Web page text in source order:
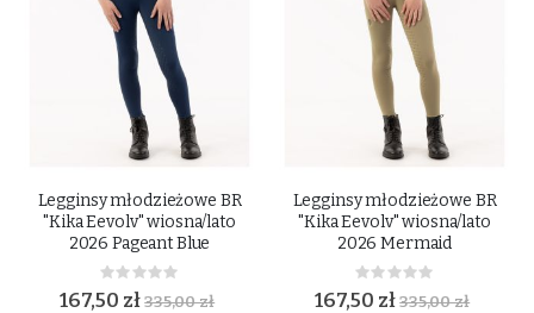
Legginsy młodzieżowe BR
"Kika Eevolv" wiosna/lato
2026 Pageant Blue
Rating:
0%
167,50 zł335,00 zł
Legginsy młodzieżowe BR
"Kika Eevolv" wiosna/lato
2026 Mermaid
Rating:
0%
167,50 zł335,00 zł